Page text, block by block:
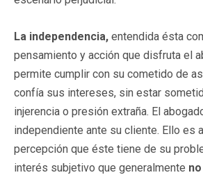
La independencia, entendida ésta
pensamiento y acción que disfruta el
permite cumplir con su cometido de
confía sus intereses, sin estar
injerencia o presión extraña. El
independiente ante su cliente. Ello es
percepción que éste tiene de su
interés subjetivo que generalmente